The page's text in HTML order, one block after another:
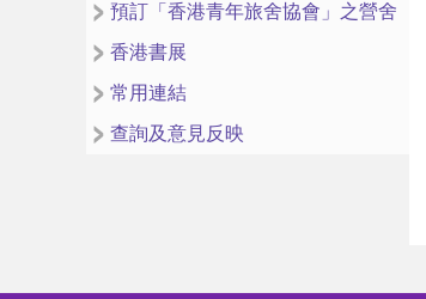
預訂「香港青年旅舍協會」之營舍
香港書展
常用連結
查詢及意見反映